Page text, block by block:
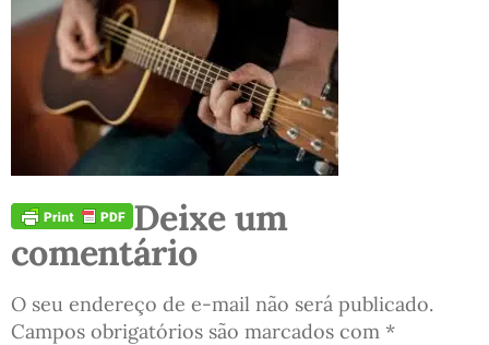
Deixe um
comentário
O seu endereço de e-mail não será publicado.
Campos obrigatórios são marcados com *